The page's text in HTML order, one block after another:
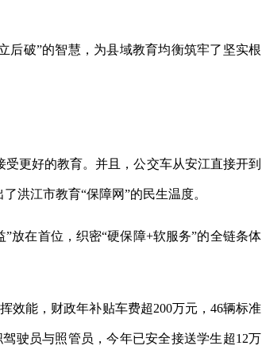
后破”的智慧，为县域教育均衡筑牢了坚实根
更好的教育。并且，公交车从安江直接开到
洪江市教育“保障网”的民生温度。
放在首位，织密“硬保障+软服务”的全链条体
效能，财政年补贴车费超200万元，46辆标准
驶员与照管员，今年已安全接送学生超12万